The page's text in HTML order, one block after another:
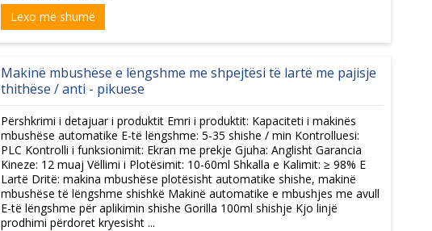
Lexo më shumë
Makinë mbushëse e lëngshme me shpejtësi të lartë me pajisje
thithëse / anti - pikuese
Përshkrimi i detajuar i produktit Emri i produktit: Kapaciteti i makinës
mbushëse automatike E-të lëngshme: 5-35 shishe / min Kontrolluesi:
PLC Kontrolli i funksionimit: Ekran me prekje Gjuha: Anglisht Garancia
Kineze: 12 muaj Vëllimi i Plotësimit: 10-60ml Shkalla e Kalimit: ≥ 98% E
Lartë Dritë: makina mbushëse plotësisht automatike shishe, makinë
mbushëse të lëngshme shishkë Makinë automatike e mbushjes me avull
E-të lëngshme për aplikimin shishe Gorilla 100ml shishje Kjo linjë
prodhimi përdoret kryesisht ...